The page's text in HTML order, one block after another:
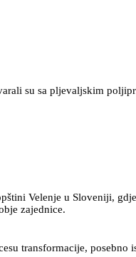
su sa pljevaljskim
Velenje u Sloveniji,
zajednice.
transformacije,